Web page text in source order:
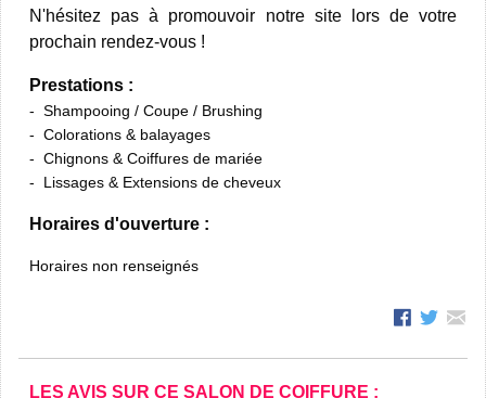
N'hésitez pas à promouvoir notre site lors de votre
prochain rendez-vous !
Prestations :
Shampooing / Coupe / Brushing
Colorations & balayages
Chignons & Coiffures de mariée
Lissages & Extensions de cheveux
Horaires d'ouverture :
Horaires non renseignés
LES AVIS SUR CE SALON DE COIFFURE :